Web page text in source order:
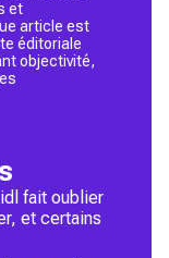
et
article est
éditoriale
objectivité,
fait oublier
et certains